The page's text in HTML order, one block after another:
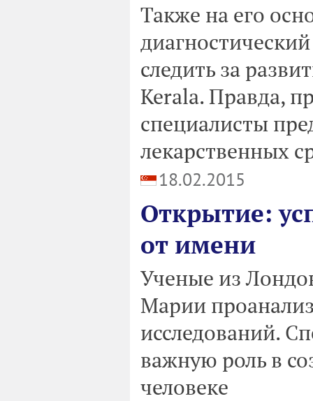
Также на его
следить за
Kerala. Правда,
специалисты
лекарственных
18.02.2015
Открытие:
от имени
Ученые из
Марии
исследований.
важную роль в
человеке